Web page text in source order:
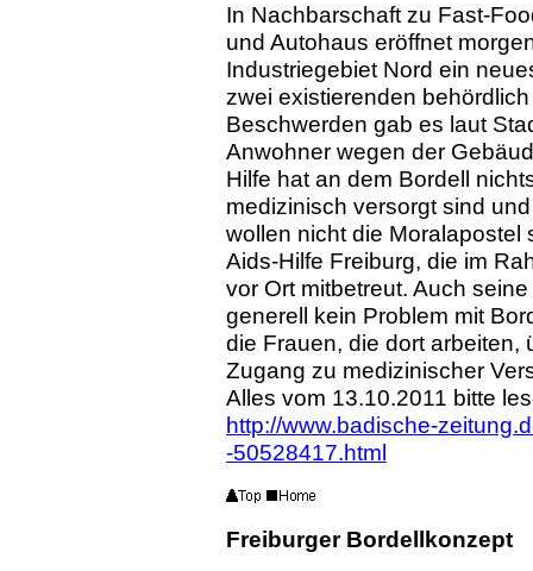
In Nachbarschaft zu Fast-
und Autohaus eröffnet
Industriegebiet Nord ein
zwei existierenden
Beschwerden gab es laut
Anwohner wegen der
Hilfe hat an dem Bordell
medizinisch versorgt sind
wollen nicht die Moralapostel
Aids-Hilfe Freiburg, die im
vor Ort mitbetreut. Auch
generell kein Problem mit
die Frauen, die dort arbeiten,
Zugang zu medizinischer
Alles vom 13.10.2011 bitte
http://www.badische-
-50528417.html
Freiburger Bordellkonzept